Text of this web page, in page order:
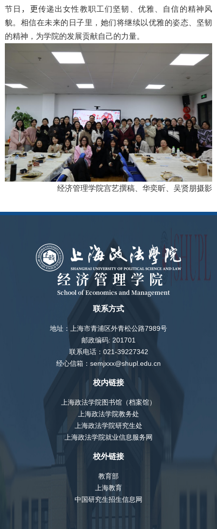
节日 ，更传递出女性教职工们坚韧、优雅、自信的精神风
貌。相信在未来的日子里，她们将继续以优雅的姿态、坚韧
的精神，为学院的发展贡献自己的力量。
经济管理学院宫艺撰稿、华奕昕、吴贤朋摄影
经济管理学院
School of Economics and Management
联系方式
地址：上海市青浦区外青松公路7989号
邮政编码: 201701
联系电话：021-39227342
经心信箱：semjxxx@shupl.edu.cn
校内链接
上海政法学院图书馆（档案馆）
上海政法学院教务处
上海政法学院研究生处
上海政法学院就业信息服务网
校外链接
教育部
上海教育
中国研究生招生信息网